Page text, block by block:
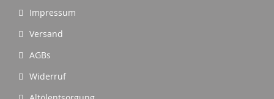
Impressum
Versand
AGBs
Widerruf